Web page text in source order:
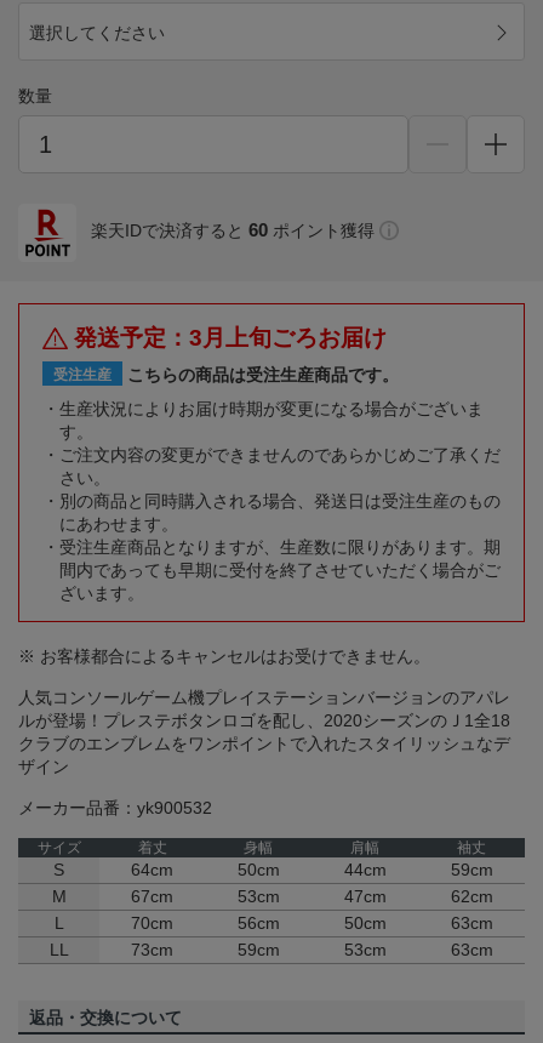
選択してください
数量
楽天IDで決済すると 60 ポイント獲得
発送予定：3月上旬ごろお届け
受注生産
こちらの商品は受注生産商品です。
生産状況によりお届け時期が変更になる場合がございま
す。
ご注文内容の変更ができませんのであらかじめご了承くだ
さい。
別の商品と同時購入される場合、発送日は受注生産のもの
にあわせます。
受注生産商品となりますが、生産数に限りがあります。期
間内であっても早期に受付を終了させていただく場合がご
ざいます。
※ お客様都合によるキャンセルはお受けできません。
人気コンソールゲーム機プレイステーションバージョンのアパレ
ルが登場！プレステボタンロゴを配し、2020シーズンのＪ1全18
クラブのエンブレムをワンポイントで入れたスタイリッシュなデ
ザイン
メーカー品番：yk900532
サイズ 着丈 身幅 肩幅 袖丈
S 64cm 50cm 44cm
59cm
M
67cm 53cm 47cm
62cm
L
70cm 56cm 50cm
63cm
LL
73cm 59cm 53cm 63cm
返品・交換について